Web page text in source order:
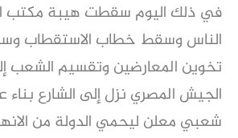
في ذلك اليوم سقطت هيبة مكتب
الناس وسقط خطاب الاستقطاب
تخوين المعارضين وتقسيم الشعب
الجيش المصري نزل إلى الشارع
شعبي معلن ليحمي الدولة من